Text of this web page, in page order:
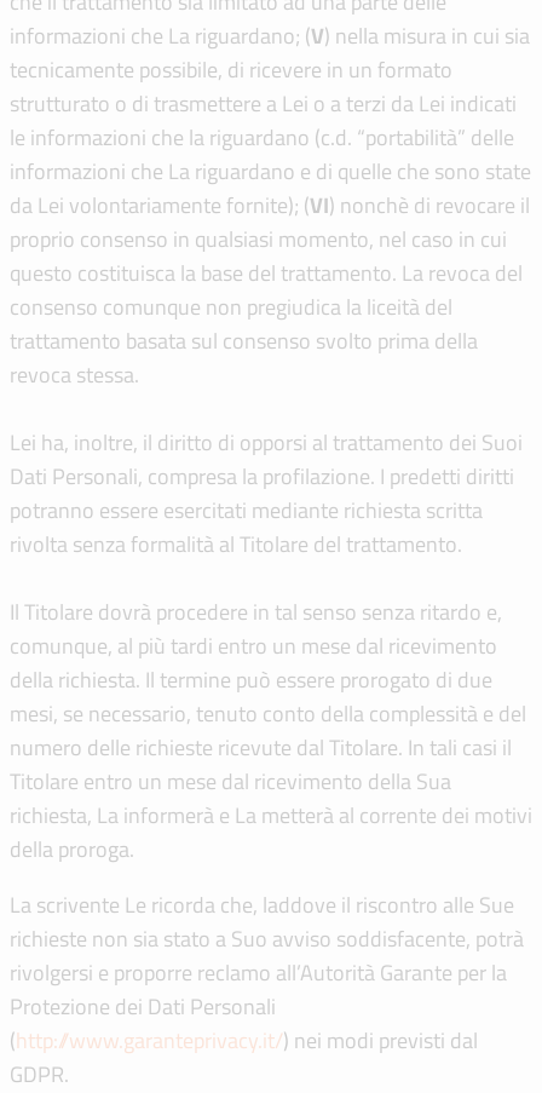
informazioni che La riguardano; (V) nella misura in cui sia
tecnicamente possibile, di ricevere in un formato
strutturato o di trasmettere a Lei o a terzi da Lei indicati
le informazioni che la riguardano (c.d. “portabilità” delle
informazioni che La riguardano e di quelle che sono state
da Lei volontariamente fornite); (VI) nonchè di revocare il
proprio consenso in qualsiasi momento, nel caso in cui
questo costituisca la base del trattamento. La revoca del
consenso comunque non pregiudica la liceità del
trattamento basata sul consenso svolto prima della
revoca stessa.
Lei ha, inoltre, il diritto di opporsi al trattamento dei Suoi
Dati Personali, compresa la profilazione. I predetti diritti
potranno essere esercitati mediante richiesta scritta
rivolta senza formalità al Titolare del trattamento.
Il Titolare dovrà procedere in tal senso senza ritardo e,
comunque, al più tardi entro un mese dal ricevimento
della richiesta. Il termine può essere prorogato di due
mesi, se necessario, tenuto conto della complessità e del
numero delle richieste ricevute dal Titolare. In tali casi il
Titolare entro un mese dal ricevimento della Sua
richiesta, La informerà e La metterà al corrente dei motivi
della proroga.
La scrivente Le ricorda che, laddove il riscontro alle Sue
richieste non sia stato a Suo avviso soddisfacente, potrà
rivolgersi e proporre reclamo all’Autorità Garante per la
Protezione dei Dati Personali
(http://www.garanteprivacy.it/) nei modi previsti dal
GDPR.